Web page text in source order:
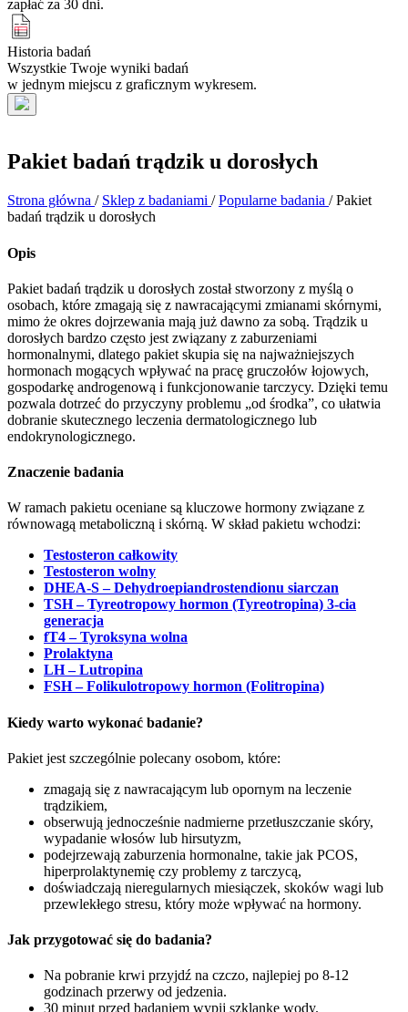
zapłać za 30 dni.
Historia badań
Wszystkie Twoje wyniki badań
w jednym miejscu z graficznym wykresem.
Pakiet badań trądzik u dorosłych
Strona główna / Sklep z badaniami / Popularne badania / Pakiet
badań trądzik u dorosłych
Opis
Pakiet badań trądzik u dorosłych został stworzony z myślą o
osobach, które zmagają się z nawracającymi zmianami skórnymi,
mimo że okres dojrzewania mają już dawno za sobą. Trądzik u
dorosłych bardzo często jest związany z zaburzeniami
hormonalnymi, dlatego pakiet skupia się na najważniejszych
hormonach mogących wpływać na pracę gruczołów łojowych,
gospodarkę androgenową i funkcjonowanie tarczycy. Dzięki temu
pozwala dotrzeć do przyczyny problemu „od środka”, co ułatwia
dobranie skutecznego leczenia dermatologicznego lub
endokrynologicznego.
Znaczenie badania
W ramach pakietu oceniane są kluczowe hormony związane z
równowagą metaboliczną i skórną. W skład pakietu wchodzi:
Testosteron całkowity
Testosteron wolny
DHEA-S – Dehydroepiandrostendionu siarczan
TSH – Tyreotropowy hormon (Tyreotropina) 3-cia
generacja
fT4 – Tyroksyna wolna
Prolaktyna
LH – Lutropina
FSH – Folikulotropowy hormon (Folitropina)
Kiedy warto wykonać badanie?
Pakiet jest szczególnie polecany osobom, które:
zmagają się z nawracającym lub opornym na leczenie
trądzikiem,
obserwują jednocześnie nadmierne przetłuszczanie skóry,
wypadanie włosów lub hirsutyzm,
podejrzewają zaburzenia hormonalne, takie jak PCOS,
hiperprolaktynemię czy problemy z tarczycą,
doświadczają nieregularnych miesiączek, skoków wagi lub
przewlekłego stresu, który może wpływać na hormony.
Jak przygotować się do badania?
Na pobranie krwi przyjdź na czczo, najlepiej po 8-12
godzinach przerwy od jedzenia.
30 minut przed badaniem wypij szklankę wody.